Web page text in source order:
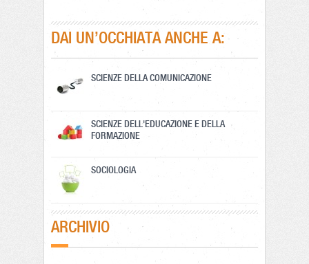
DAI UN’OCCHIATA ANCHE A:
SCIENZE DELLA COMUNICAZIONE
SCIENZE DELL'EDUCAZIONE E DELLA
FORMAZIONE
SOCIOLOGIA
ARCHIVIO